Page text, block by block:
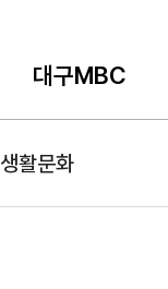
대구MBC
생활문화